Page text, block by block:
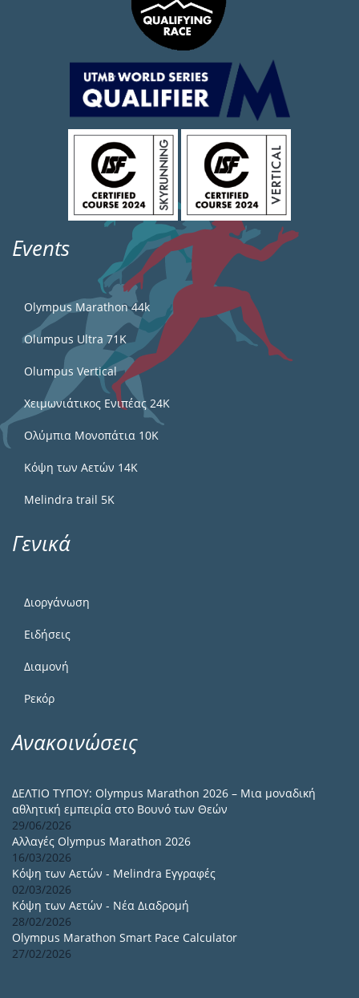
Events
Olympus Marathon 44k
Olumpus Ultra 71K
Olumpus Vertical
Χειμωνιάτικος Ενιπέας 24Κ
Ολύμπια Μονοπάτια 10Κ
Κόψη των Αετών 14Κ
Melindra trail 5Κ
Γενικά
Διοργάνωση
Ειδήσεις
Διαμονή
Ρεκόρ
Ανακοινώσεις
ΔΕΛΤΙΟ ΤΥΠΟΥ: Olympus Marathon 2026 – Μια μοναδική
αθλητική εμπειρία στο Βουνό των Θεών
29/06/2026
Αλλαγές Olympus Marathon 2026
16/03/2026
Κόψη των Αετών - Melindra Εγγραφές
02/03/2026
Κόψη των Αετών - Νέα Διαδρομή
28/02/2026
Olympus Marathon Smart Pace Calculator
27/02/2026